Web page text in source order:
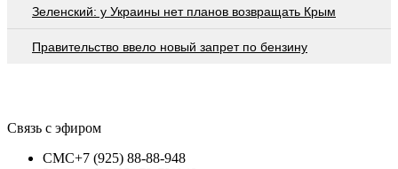
Зеленский: у Украины нет планов возвращать Крым
Правительство ввело новый запрет по бензину
Связь с эфиром
СМС+7 (925) 88-88-948